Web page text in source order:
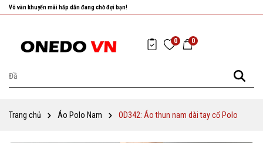
Nhanh tay chọn cho mình những sản phẩm ưng ý nhất!
0 0
Trang chủ Áo Polo Nam OD342: Áo thun nam dài tay cổ Polo